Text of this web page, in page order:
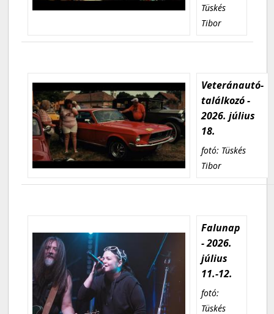
Tüskés
Tibor
Veteránautó-
találkozó -
2026. július
18.
fotó: Tüskés
Tibor
Falunap
- 2026.
július
11.-12.
fotó:
Tüskés